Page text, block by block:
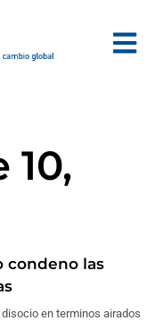
condeno las
en terminos airados